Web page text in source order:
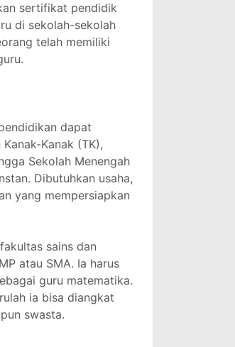
sertifikat pendidik
di sekolah-sekolah
telah memiliki
dapat
Kanak (TK),
Sekolah Menengah
Dibutuhkan usaha,
yang mempersiapkan
sains dan
atau SMA. Ia harus
guru matematika.
ia bisa diangkat
swasta.